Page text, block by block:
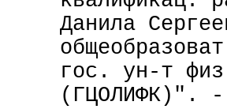
Данила
гос. ун-т
(ГЦОЛИФК)".